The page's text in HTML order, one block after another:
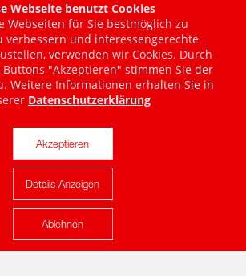
Karte anzeigen
Webseite benutzt Cookies
Webseiten für Sie bestmöglich zu
verbessern und interessengerechte
verwenden wir Cookies. Durch
Buttons "Akzeptieren" stimmen Sie der
Weitere Informationen erhalten Sie in
Datenschutzerklärung
Akzeptieren
Details Anzeigen
Ablehnen